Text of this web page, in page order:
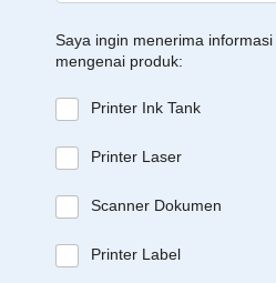
Saya ingin menerima
mengenai produk:
Printer Ink Tank
Printer Laser
Scanner Dokumen
Printer Label